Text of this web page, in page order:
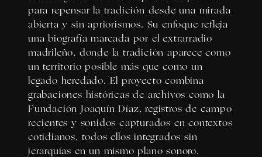
para repensar la tradición desde una mirada
abierta y sin apriorismos. Su enfoque refleja
una biografía marcada por el extrarradio
madrileño, donde la tradición aparece como
un territorio posible más que como un
legado heredado. El proyecto combina
grabaciones históricas de archivos como la
Fundación Joaquín Díaz, registros de campo
recientes y sonidos capturados en contextos
cotidianos, todos ellos integrados sin
jerarquías en un mismo plano sonoro.